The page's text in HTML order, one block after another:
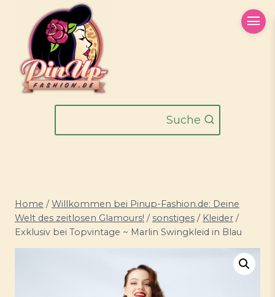
springen
Suche
Home / Willkommen bei Pinup-Fashion.de: Deine
Welt des zeitlosen Glamours! / sonstiges / Kleider /
Exklusiv bei Topvintage ~ Marlin Swingkleid in Blau